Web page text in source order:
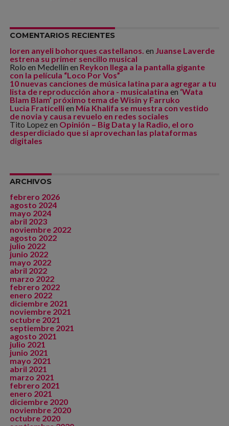
COMENTARIOS RECIENTES
loren anyeli bohorques castellanos. en Juanse Laverde
estrena su primer sencillo musical
Rolo en Medellín en Reykon llega a la pantalla gigante
con la película “Loco Por Vos”
10 nuevas canciones de música latina para agregar a tu
lista de reproducción ahora - musicalatina en ‘Wata
Blam Blam’ próximo tema de Wisin y Farruko
Lucia Fraticellien Mía Khalifa se muestra con vestido
de novia y causa revuelo en redes sociales
Tito Lopez en Opinión – Big Data y la Radio, el oro
desperdiciado que si aprovechan las plataformas
digitales
ARCHIVOS
febrero 2026
agosto 2024
mayo 2024
abril 2023
noviembre 2022
agosto 2022
julio 2022
junio 2022
mayo 2022
abril 2022
marzo 2022
febrero 2022
enero 2022
diciembre 2021
noviembre 2021
octubre 2021
septiembre 2021
agosto 2021
julio 2021
junio 2021
mayo 2021
abril 2021
marzo 2021
febrero 2021
enero 2021
diciembre 2020
noviembre 2020
octubre 2020